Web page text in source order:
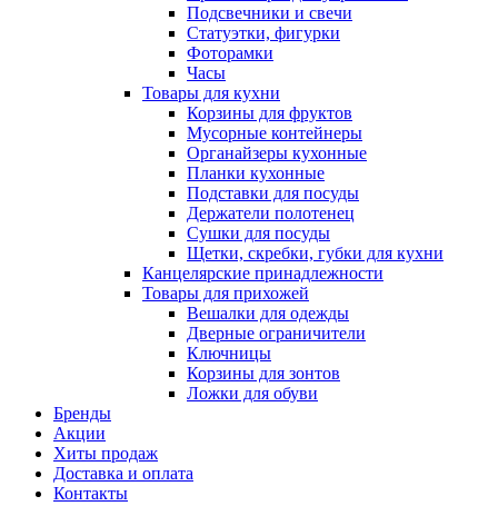
Подсвечники и свечи
Статуэтки, фигурки
Фоторамки
Часы
Товары для кухни
Корзины для фруктов
Мусорные контейнеры
Органайзеры кухонные
Планки кухонные
Подставки для посуды
Держатели полотенец
Сушки для посуды
Щетки, скребки, губки для кухни
Канцелярские принадлежности
Товары для прихожей
Вешалки для одежды
Дверные ограничители
Ключницы
Корзины для зонтов
Ложки для обуви
Бренды
Акции
Хиты продаж
Доставка и оплата
Контакты